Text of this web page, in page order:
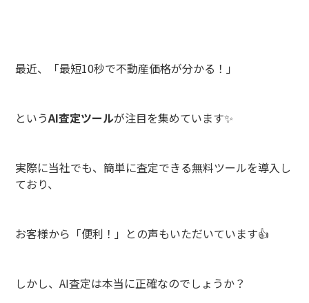
最近、「最短10秒で不動産価格が分かる！」
というAI査定ツールが注目を集めています✨
実際に当社でも、簡単に査定できる無料ツールを導入し
ており、
お客様から「便利！」との声もいただいています👍
しかし、AI査定は本当に正確なのでしょうか？